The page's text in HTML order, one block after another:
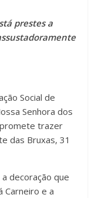
prestes a
Social de
Senhora dos
trazer
das Bruxas, 31
decoração que
Carneiro e a